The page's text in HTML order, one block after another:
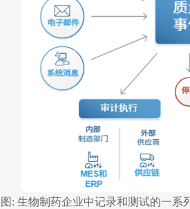
图: 生物制药企业中记录和测试的一系